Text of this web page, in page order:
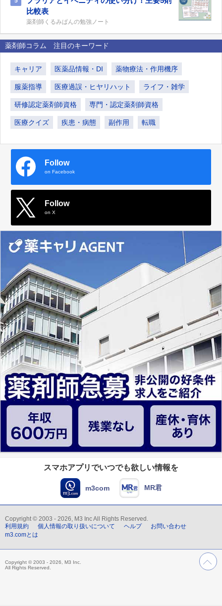
比較表
薬剤師くるみぱんの勉強ノート
薬剤師コラム 注目のキーワード
キャリア 医薬品情報・DI 薬物療法・作用機序
服薬指導 医療過誤・ヒヤリハット ライフ・雑学
研修認定薬剤師資格 専門・認定薬剤師資格
医療クイズ 疾患・病態 副作用 転職
Follow
on Facebook
Follow
on X
スマホアプリでいつでも欲しい情報を
m3com MR君
Copyright © 2003 - 2026, M3 Inc All Rights Reserved.
利用規約
個人情報の取り扱いについて ヘルプ
お問い合わせ
m3.comとは
Copyright © 2003 - 2026, M3 Inc.
All Rights Reserved.